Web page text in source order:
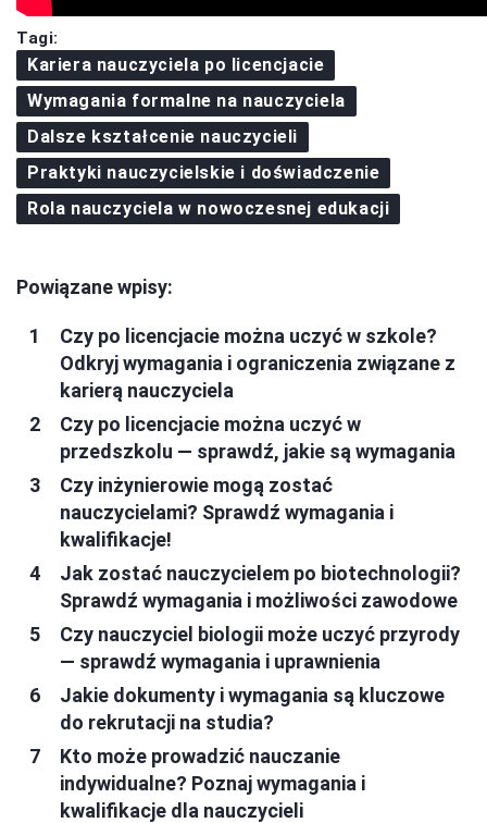
Tagi:
Kariera nauczyciela po licencjacie
Wymagania formalne na nauczyciela
Dalsze kształcenie nauczycieli
Praktyki nauczycielskie i doświadczenie
Rola nauczyciela w nowoczesnej edukacji
Powiązane wpisy:
Czy po licencjacie można uczyć w szkole?
Odkryj wymagania i ograniczenia związane z
karierą nauczyciela
Czy po licencjacie można uczyć w
przedszkolu — sprawdź, jakie są wymagania
Czy inżynierowie mogą zostać
nauczycielami? Sprawdź wymagania i
kwalifikacje!
Jak zostać nauczycielem po biotechnologii?
Sprawdź wymagania i możliwości zawodowe
Czy nauczyciel biologii może uczyć przyrody
— sprawdź wymagania i uprawnienia
Jakie dokumenty i wymagania są kluczowe
do rekrutacji na studia?
Kto może prowadzić nauczanie
indywidualne? Poznaj wymagania i
kwalifikacje dla nauczycieli